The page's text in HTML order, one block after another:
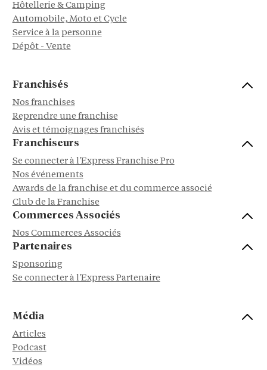
Hôtellerie & Camping
Automobile, Moto et Cycle
Service à la personne
Dépôt - Vente
Franchisés
Nos franchises
Reprendre une franchise
Avis et témoignages franchisés
Franchiseurs
Se connecter à l'Express Franchise Pro
Nos événements
Awards de la franchise et du commerce associé
Club de la Franchise
Commerces Associés
Nos Commerces Associés
Partenaires
Sponsoring
Se connecter à l'Express Partenaire
Média
Articles
Podcast
Vidéos